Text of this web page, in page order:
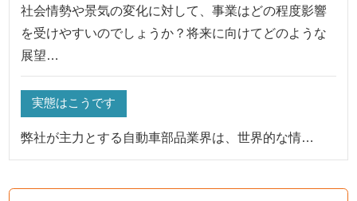
社会情勢や景気の変化に対して、事業はどの程度影響
を受けやすいのでしょうか？将来に向けてどのような
展望…
実態はこうです
弊社が主力とする自動車部品業界は、世界的な情…